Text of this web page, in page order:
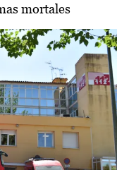
mortales